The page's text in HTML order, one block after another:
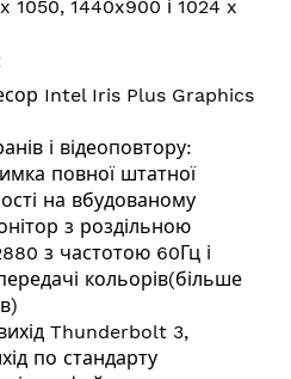
1050, 1440x900 і 1024 x
Intel Iris Plus Graphics
і відеоповтору:
повної штатної
на вбудованому
з роздільною
з частотою 60Гц і
кольорів(більше
Thunderbolt 3,
по стандарту